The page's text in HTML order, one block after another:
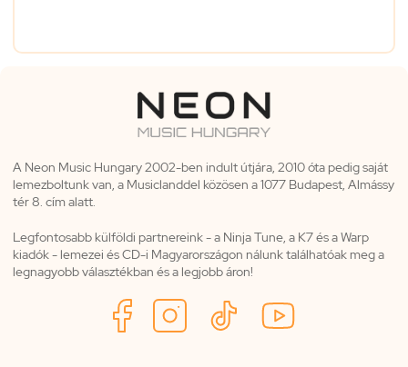
A Neon Music Hungary 2002-ben indult útjára, 2010 óta pedig saját
lemezboltunk van, a Musiclanddel közösen a 1077 Budapest, Almássy
tér 8. cím alatt.
Legfontosabb külföldi partnereink - a Ninja Tune, a K7 és a Warp
kiadók - lemezei és CD-i Magyarországon nálunk találhatóak meg a
legnagyobb választékban és a legjobb áron!